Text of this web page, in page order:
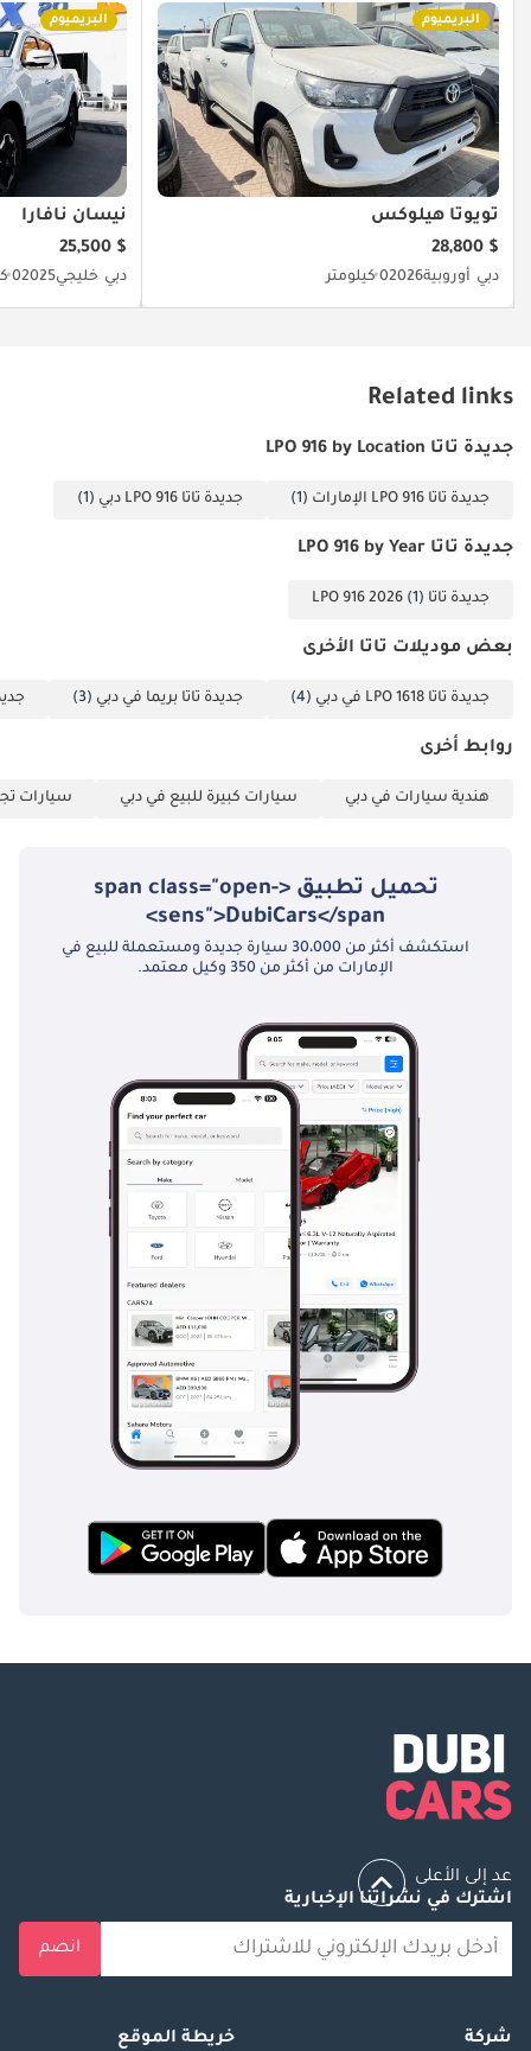
البريميوم
تويوتا هيلوكس
$ 28,800
دبي أوروبية20260 كيلومتر
البريميوم
نيسان نافارا
$ 25,500
دبي خليجي20250 كيلومتر
Related links
جديدة تاتا LPO 916 by Location
جديدة تاتا LPO 916 الإمارات (1) جديدة تاتا LPO 916 دبي (1)
جديدة تاتا LPO 916 by Year
جديدة تاتا LPO 916 2026 (1)
بعض موديلات تاتا الأخرى
جديدة تاتا LPO 1618 في دبي (4) جديدة تاتا بريما في دبي (3)
روابط أخرى
هندية سيارات في دبي سيارات كبيرة للبيع في دبي سيارات
تحميل تطبيق <span class="open-
sens">DubiCars</span>
استكشف أكثر من 30،000 سيارة جديدة ومستعملة للبيع في
الإمارات من أكثر من 350 وكيل معتمد.
عد إلى الأعلى
اشترك في نشراتنا الإخبارية
انضم
شركة
خريطة الموقع